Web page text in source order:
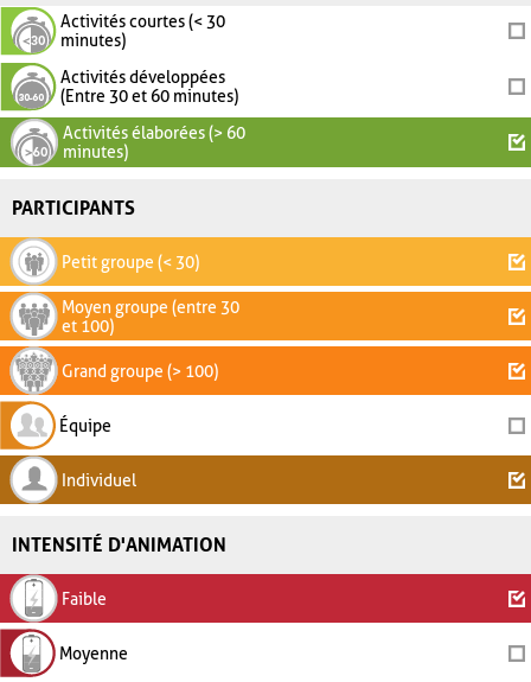
Activités courtes (< 30
minutes)
Activités développées
(Entre 30 et 60 minutes)
Activités élaborées (> 60
minutes)
PARTICIPANTS
Petit groupe (< 30)
Moyen groupe (entre 30
et 100)
Grand groupe (> 100)
Équipe
Individuel
INTENSITÉ D'ANIMATION
Faible
Moyenne